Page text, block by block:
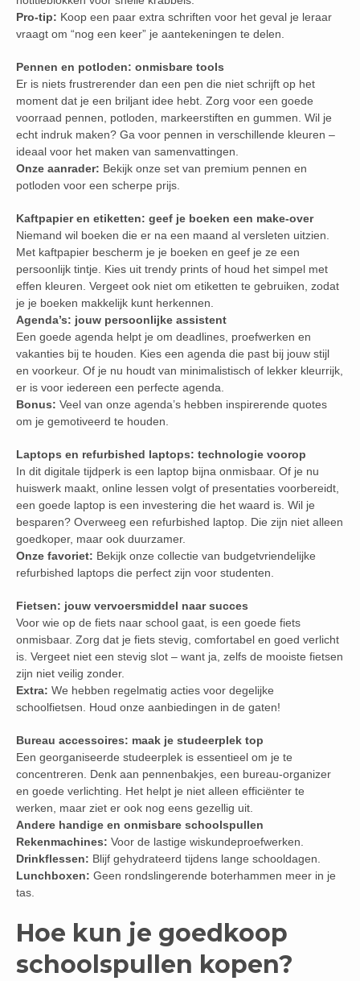
Pro-tip: Koop een paar extra schriften voor het geval je leraar
vraagt om “nog een keer” je aantekeningen te delen.
Pennen en potloden: onmisbare tools
Er is niets frustrerender dan een pen die niet schrijft op het
moment dat je een briljant idee hebt. Zorg voor een goede
voorraad pennen, potloden, markeerstiften en gummen. Wil je
echt indruk maken? Ga voor pennen in verschillende kleuren –
ideaal voor het maken van samenvattingen.
Onze aanrader: Bekijk onze set van premium pennen en
potloden voor een scherpe prijs.
Kaftpapier en etiketten: geef je boeken een make-over
Niemand wil boeken die er na een maand al versleten uitzien.
Met kaftpapier bescherm je je boeken en geef je ze een
persoonlijk tintje. Kies uit trendy prints of houd het simpel met
effen kleuren. Vergeet ook niet om etiketten te gebruiken, zodat
je je boeken makkelijk kunt herkennen.
Agenda’s: jouw persoonlijke assistent
Een goede agenda helpt je om deadlines, proefwerken en
vakanties bij te houden. Kies een agenda die past bij jouw stijl
en voorkeur. Of je nu houdt van minimalistisch of lekker kleurrijk,
er is voor iedereen een perfecte agenda.
Bonus: Veel van onze agenda’s hebben inspirerende quotes
om je gemotiveerd te houden.
Laptops en refurbished laptops: technologie voorop
In dit digitale tijdperk is een laptop bijna onmisbaar. Of je nu
huiswerk maakt, online lessen volgt of presentaties voorbereidt,
een goede laptop is een investering die het waard is. Wil je
besparen? Overweeg een refurbished laptop. Die zijn niet alleen
goedkoper, maar ook duurzamer.
Onze favoriet: Bekijk onze collectie van budgetvriendelijke
refurbished laptops die perfect zijn voor studenten.
Fietsen: jouw vervoersmiddel naar succes
Voor wie op de fiets naar school gaat, is een goede fiets
onmisbaar. Zorg dat je fiets stevig, comfortabel en goed verlicht
is. Vergeet niet een stevig slot – want ja, zelfs de mooiste fietsen
zijn niet veilig zonder.
Extra: We hebben regelmatig acties voor degelijke
schoolfietsen. Houd onze aanbiedingen in de gaten!
Bureau accessoires: maak je studeerplek top
Een georganiseerde studeerplek is essentieel om je te
concentreren. Denk aan pennenbakjes, een bureau-organizer
en goede verlichting. Het helpt je niet alleen efficiënter te
werken, maar ziet er ook nog eens gezellig uit.
Andere handige en onmisbare schoolspullen
Rekenmachines: Voor de lastige wiskundeproefwerken.
Drinkflessen: Blijf gehydrateerd tijdens lange schooldagen.
Lunchboxen: Geen rondslingerende boterhammen meer in je
tas.
Hoe kun je goedkoop
schoolspullen kopen?